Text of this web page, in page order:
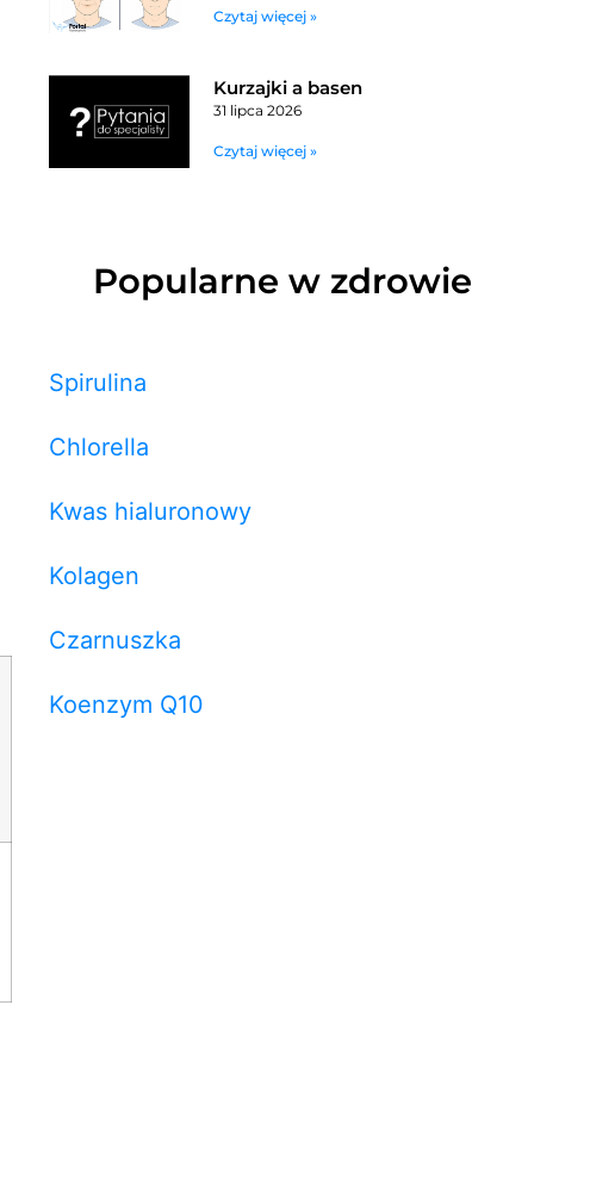
Czytaj więcej »
Kurzajki a basen
31 lipca 2026
Czytaj więcej »
Popularne w zdrowie
Spirulina
Chlorella
Kwas hialuronowy
Kolagen
Czarnuszka
Koenzym Q10